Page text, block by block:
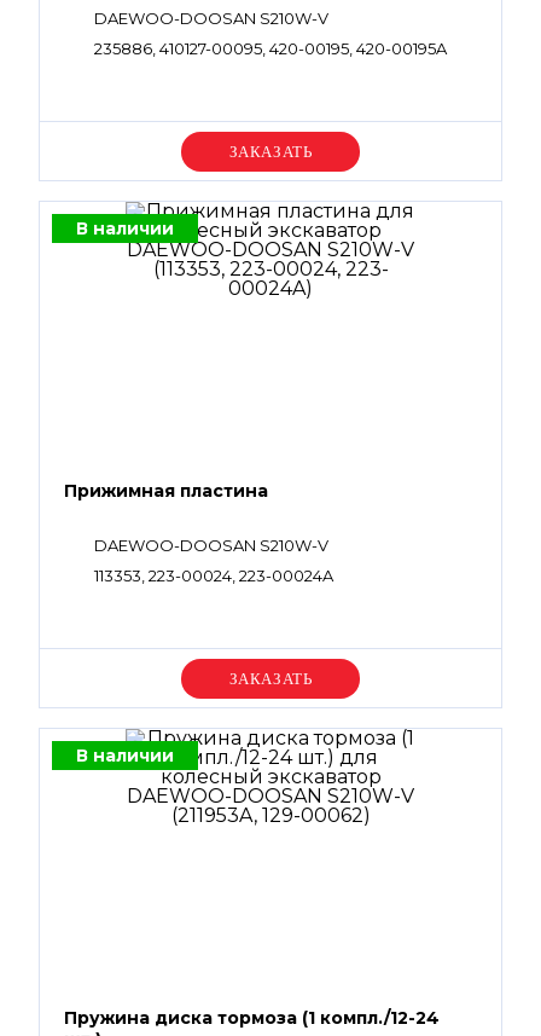
DAEWOO-DOOSAN S210W-V
235886, 410127-00095, 420-00195, 420-00195A
Уточняйте цену
В наличии
Прижимная пластина
DAEWOO-DOOSAN S210W-V
113353, 223-00024, 223-00024A
Уточняйте цену
В наличии
Пружина диска тормоза (1 компл./12-24